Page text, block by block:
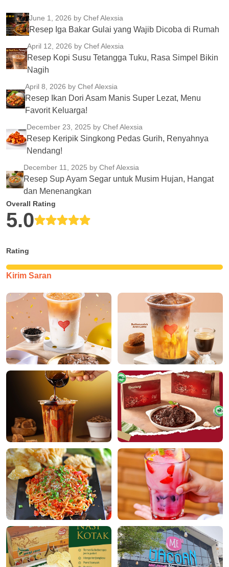
June 1, 2026 by Chef Alexsia
Resep Iga Bakar Gulai yang Wajib Dicoba di Rumah
April 12, 2026 by Chef Alexsia
Resep Kopi Susu Tetangga Tuku, Rasa Simpel Bikin
Nagih
April 8, 2026 by Chef Alexsia
Resep Ikan Dori Asam Manis Super Lezat, Menu
Favorit Keluarga!
December 23, 2025 by Chef Alexsia
Resep Keripik Singkong Pedas Gurih, Renyahnya
Nendang!
December 11, 2025 by Chef Alexsia
Resep Sup Ayam Segar untuk Musim Hujan, Hangat
dan Menenangkan
Overall Rating
5.0
Rating
Kirim Saran